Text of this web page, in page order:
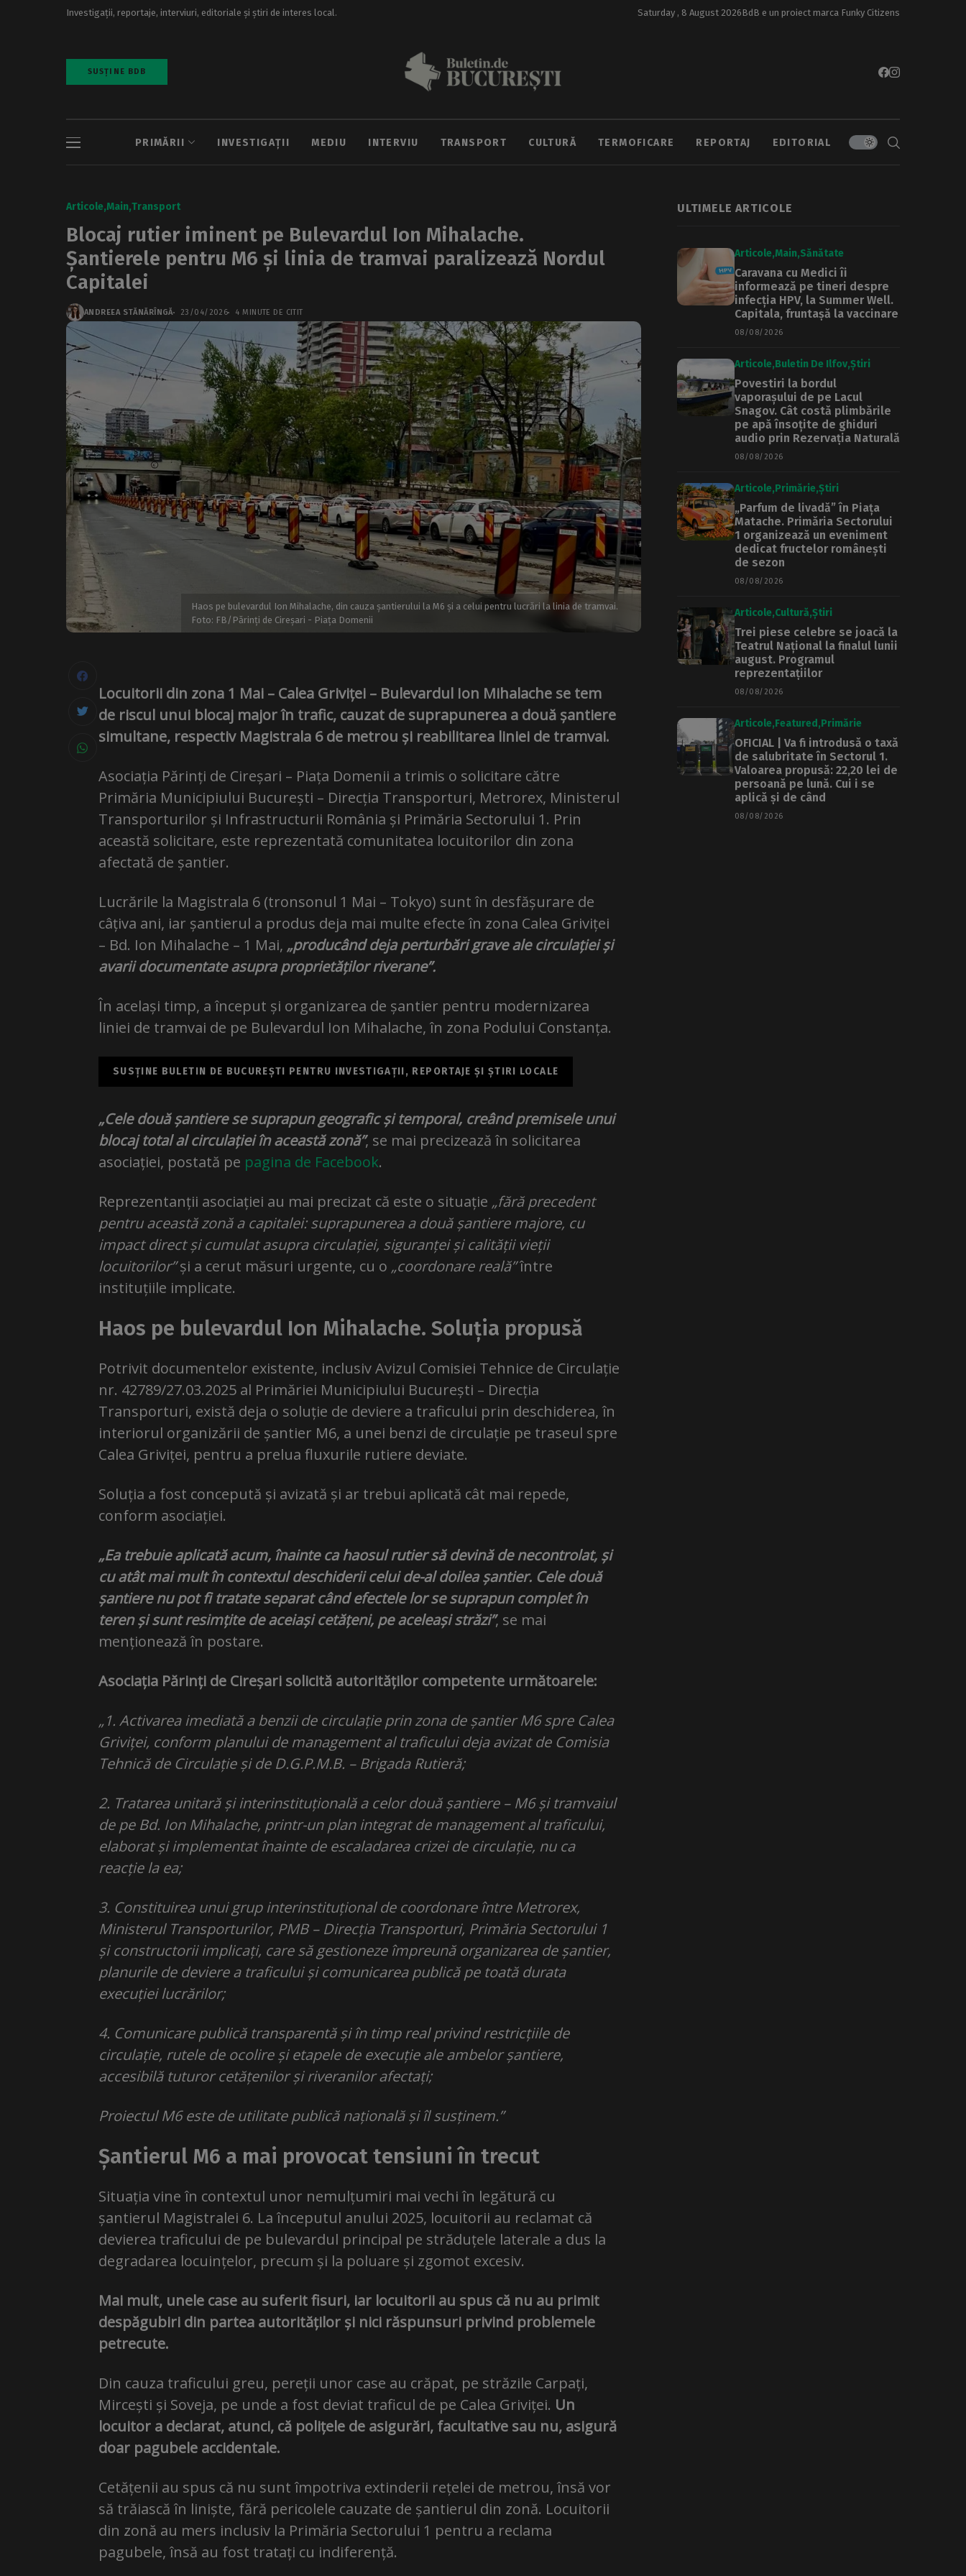
Investigații, reportaje, interviuri, editoriale și știri de interes local. Saturday , 8 August 2026BdB e un proiect marca Funky Citizens
SUSȚINE BDB
PRIMĂRII INVESTIGAȚII MEDIU INTERVIU TRANSPORT CULTURĂ TERMOFICARE REPORTAJ EDITORIAL
Articole Main Transport
Blocaj rutier iminent pe Bulevardul Ion Mihalache.
Șantierele pentru M6 și linia de tramvai paralizează Nordul
Capitalei
ANDREEA STĂNĂRÎNGĂ 23/04/2026 4 MINUTE DE CITIT
Haos pe bulevardul Ion Mihalache, din cauza șantierului la M6 și a celui pentru lucrări la linia de tramvai.
Foto: FB/Părinți de Cireșari - Piața Domenii
Locuitorii din zona 1 Mai – Calea Griviței – Bulevardul Ion Mihalache se tem
de riscul unui blocaj major în trafic, cauzat de suprapunerea a două șantiere
simultane, respectiv Magistrala 6 de metrou și reabilitarea liniei de tramvai.
Asociația Părinți de Cireșari – Piața Domenii a trimis o solicitare către
Primăria Municipiului București – Direcția Transporturi, Metrorex, Ministerul
Transporturilor și Infrastructurii România și Primăria Sectorului 1. Prin
această solicitare, este reprezentată comunitatea locuitorilor din zona
afectată de șantier.
Lucrările la Magistrala 6 (tronsonul 1 Mai – Tokyo) sunt în desfășurare de
câțiva ani, iar șantierul a produs deja mai multe efecte în zona Calea Griviței
– Bd. Ion Mihalache – 1 Mai, „producând deja perturbări grave ale circulației și
avarii documentate asupra proprietăților riverane”.
În același timp, a început și organizarea de șantier pentru modernizarea
liniei de tramvai de pe Bulevardul Ion Mihalache, în zona Podului Constanța.
SUSȚINE BULETIN DE BUCUREȘTI PENTRU INVESTIGAȚII, REPORTAJE ȘI ȘTIRI LOCALE
„Cele două șantiere se suprapun geografic și temporal, creând premisele unui
blocaj total al circulației în această zonă”, se mai precizează în solicitarea
asociației, postată pe pagina de Facebook.
Reprezentanții asociației au mai precizat că este o situație „fără precedent
pentru această zonă a capitalei: suprapunerea a două șantiere majore, cu
impact direct și cumulat asupra circulației, siguranței și calității vieții
locuitorilor”și a cerut măsuri urgente, cu o „coordonare reală”între
instituțiile implicate.
Haos pe bulevardul Ion Mihalache. Soluția propusă
Potrivit documentelor existente, inclusiv Avizul Comisiei Tehnice de Circulație
nr. 42789/27.03.2025 al Primăriei Municipiului București – Direcția
Transporturi, există deja o soluție de deviere a traficului prin deschiderea, în
interiorul organizării de șantier M6, a unei benzi de circulație pe traseul spre
Calea Griviței, pentru a prelua fluxurile rutiere deviate.
Soluția a fost concepută și avizată și ar trebui aplicată cât mai repede,
conform asociației.
„Ea trebuie aplicată acum, înainte ca haosul rutier să devină de necontrolat, și
cu atât mai mult în contextul deschiderii celui de-al doilea șantier. Cele două
șantiere nu pot fi tratate separat când efectele lor se suprapun complet în
teren și sunt resimțite de aceiași cetățeni, pe aceleași străzi”, se mai
menționează în postare.
Asociația Părinți de Cireșari solicită autorităților competente următoarele:
„1. Activarea imediată a benzii de circulație prin zona de șantier M6 spre Calea
Griviței, conform planului de management al traficului deja avizat de Comisia
Tehnică de Circulație și de D.G.P.M.B. – Brigada Rutieră;
2. Tratarea unitară și interinstituțională a celor două șantiere – M6 și tramvaiul
de pe Bd. Ion Mihalache, printr-un plan integrat de management al traficului,
elaborat și implementat înainte de escaladarea crizei de circulație, nu ca
reacție la ea;
3. Constituirea unui grup interinstituțional de coordonare între Metrorex,
Ministerul Transporturilor, PMB – Direcția Transporturi, Primăria Sectorului 1
și constructorii implicați, care să gestioneze împreună organizarea de șantier,
planurile de deviere a traficului și comunicarea publică pe toată durata
execuției lucrărilor;
4. Comunicare publică transparentă și în timp real privind restricțiile de
circulație, rutele de ocolire și etapele de execuție ale ambelor șantiere,
accesibilă tuturor cetățenilor și riveranilor afectați;
Proiectul M6 este de utilitate publică națională și îl susținem.”
Șantierul M6 a mai provocat tensiuni în trecut
Situația vine în contextul unor nemulțumiri mai vechi în legătură cu
șantierul Magistralei 6. La începutul anului 2025, locuitorii au reclamat că
devierea traficului de pe bulevardul principal pe străduțele laterale a dus la
degradarea locuințelor, precum și la poluare și zgomot excesiv.
Mai mult, unele case au suferit fisuri, iar locuitorii au spus că nu au primit
despăgubiri din partea autorităților și nici răspunsuri privind problemele
petrecute.
Din cauza traficului greu, pereții unor case au crăpat, pe străzile Carpați,
Mircești și Soveja, pe unde a fost deviat traficul de pe Calea Griviței. Un
locuitor a declarat, atunci, că polițele de asigurări, facultative sau nu, asigură
doar pagubele accidentale.
Cetățenii au spus că nu sunt împotriva extinderii rețelei de metrou, însă vor
să trăiască în liniște, fără pericolele cauzate de șantierul din zonă. Locuitorii
din zonă au mers inclusiv la Primăria Sectorului 1 pentru a reclama
pagubele, însă au fost tratați cu indiferență.
ULTIMELE ARTICOLE
Articole Main Sănătate
Caravana cu Medici îi
informează pe tineri despre
infecția HPV, la Summer Well.
Capitala, fruntașă la vaccinare
08/08/2026
Articole Buletin De Ilfov Știri
Povestiri la bordul
vaporașului de pe Lacul
Snagov. Cât costă plimbările
pe apă însoțite de ghiduri
audio prin Rezervația Naturală
08/08/2026
Articole Primărie Știri
„Parfum de livadă” în Piața
Matache. Primăria Sectorului
1 organizează un eveniment
dedicat fructelor românești
de sezon
08/08/2026
Articole Cultură Știri
Trei piese celebre se joacă la
Teatrul Național la finalul lunii
august. Programul
reprezentațiilor
08/08/2026
Articole Featured Primărie
OFICIAL | Va fi introdusă o taxă
de salubritate în Sectorul 1.
Valoarea propusă: 22,20 lei de
persoană pe lună. Cui i se
aplică și de când
08/08/2026